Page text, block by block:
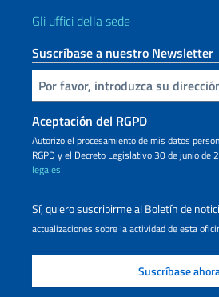
Gli uffici della sede
Suscríbase a nuestro Newsletter
Inserta tu correo electronico
Aceptación del RGPD
Autorizo ​​el procesamiento de mis datos
RGPD y el Decreto Legislativo 30 de junio de
legales
Sí, quiero suscribirme al Boletín de
actualizaciones sobre la actividad de esta